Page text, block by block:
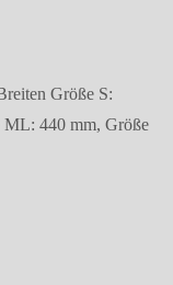
Größe S:
ML: 440 mm, Größe